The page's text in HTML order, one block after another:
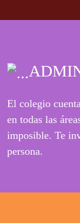
El colegio
en todas las
imposible. Te
persona.